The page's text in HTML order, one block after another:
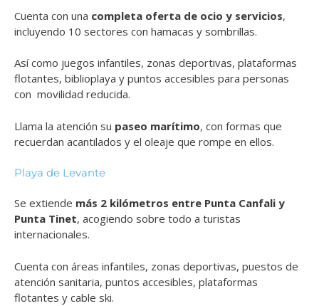
Cuenta con una completa oferta de ocio y servicios,
incluyendo 10 sectores con hamacas y sombrillas.
Así como juegos infantiles, zonas deportivas, plataformas
flotantes, biblioplaya y puntos accesibles para personas
con movilidad reducida.
Llama la atención su paseo marítimo, con formas que
recuerdan acantilados y el oleaje que rompe en ellos.
Playa de Levante
Se extiende más 2 kilómetros entre Punta Canfali y
Punta Tinet, acogiendo sobre todo a turistas
internacionales.
Cuenta con áreas infantiles, zonas deportivas, puestos de
atención sanitaria, puntos accesibles, plataformas
flotantes y cable ski.